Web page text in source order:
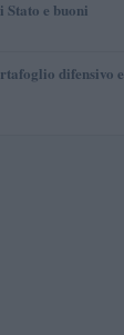
Stato e buoni
difensivo e